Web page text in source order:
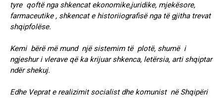
tyre qoftë nga shkencat ekonomike,juridike, mjekësore,
farmaceutike , shkencat e historiiografisë nga të gjitha trevat
shqipfolëse.
Kemi bërë më mund një sistemim të plotë, shumë i
ngjeshur i vlerave që ka krijuar shkenca, letërsia, arti shqiptar
ndër shekuj.
Edhe Veprat e realizimit socialist dhe komunist në Shqipëri